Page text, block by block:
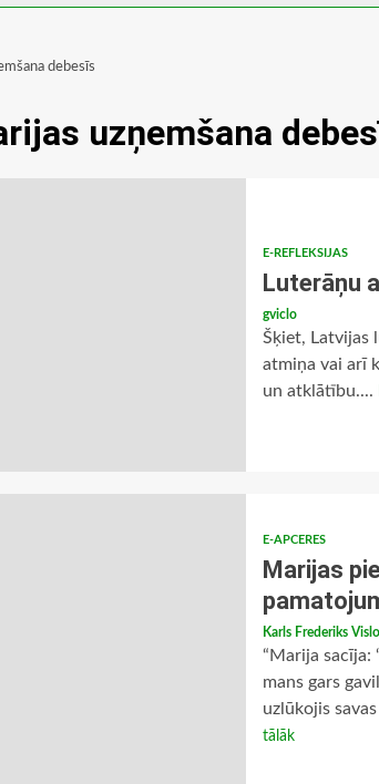
debesīs
uzņemšana
E-REFLEKSIJAS
Luterāņu
gviclo
Šķiet, Latvijas
atmiņa vai arī
un atklātību....
E-APCERES
Marijas
Karls Frederiks
“Marija sacīja:
mans gars
uzlūkojis
tālāk